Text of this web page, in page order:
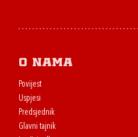
O nama
Povijest
Uspjesi
Predsjednik
Glavni tajnik